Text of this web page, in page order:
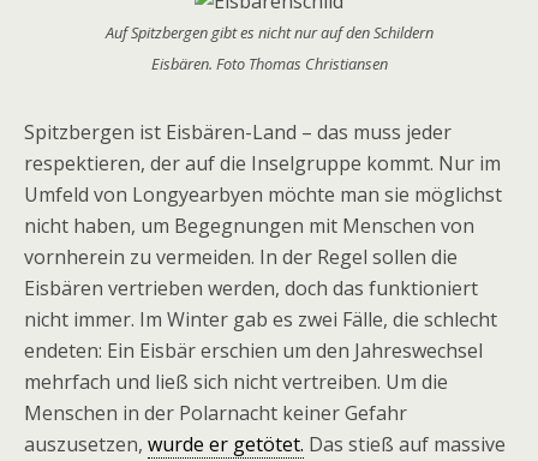
Auf Spitzbergen gibt es nicht nur auf den Schildern
Eisbären. Foto Thomas Christiansen
Spitzbergen ist Eisbären-Land – das muss jeder
respektieren, der auf die Inselgruppe kommt. Nur im
Umfeld von Longyearbyen möchte man sie möglichst
nicht haben, um Begegnungen mit Menschen von
vornherein zu vermeiden. In der Regel sollen die
Eisbären vertrieben werden, doch das funktioniert
nicht immer. Im Winter gab es zwei Fälle, die schlecht
endeten: Ein Eisbär erschien um den Jahreswechsel
mehrfach und ließ sich nicht vertreiben. Um die
Menschen in der Polarnacht keiner Gefahr
auszusetzen, wurde er getötet. Das stieß auf massive